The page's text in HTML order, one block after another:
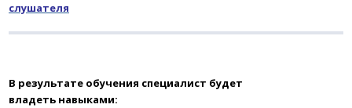
слушателя
В результате обучения специалист будет
владеть навыками: